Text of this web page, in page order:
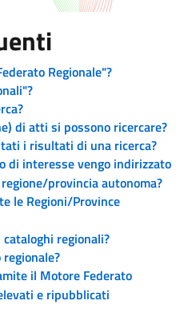
Regionale"?
di atti si possono ricercare?
i risultati di una ricerca?
di interesse vengo indirizzato
provincia autonoma?
le Regioni/Province
regionali?
il Motore Federato
e ripubblicati